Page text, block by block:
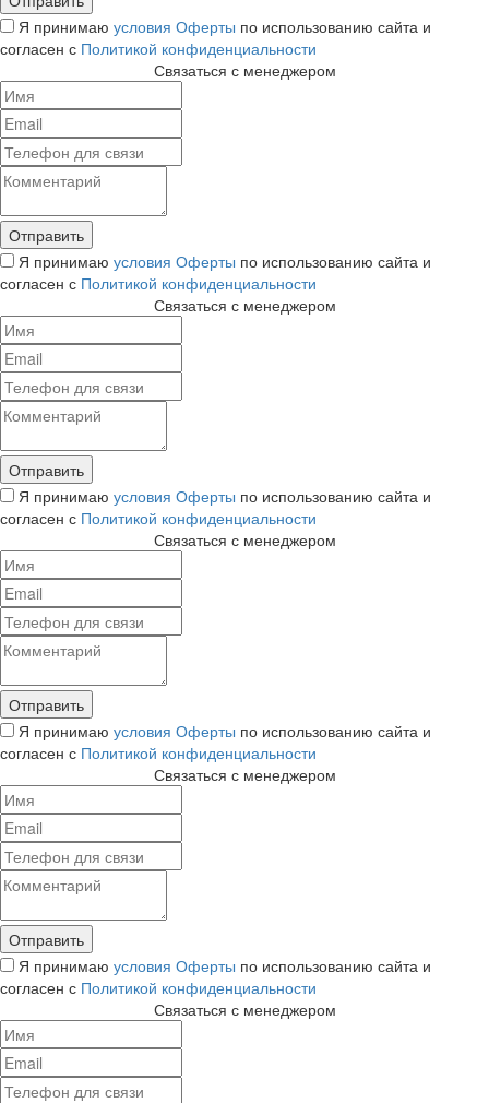
Я принимаю условия Оферты по использованию сайта и
согласен с Политикой конфиденциальности
Связаться с менеджером
Я принимаю условия Оферты по использованию сайта и
согласен с Политикой конфиденциальности
Связаться с менеджером
Я принимаю условия Оферты по использованию сайта и
согласен с Политикой конфиденциальности
Связаться с менеджером
Я принимаю условия Оферты по использованию сайта и
согласен с Политикой конфиденциальности
Связаться с менеджером
Я принимаю условия Оферты по использованию сайта и
согласен с Политикой конфиденциальности
Связаться с менеджером